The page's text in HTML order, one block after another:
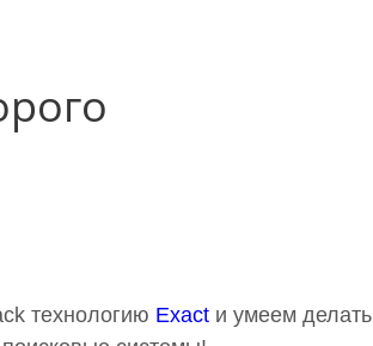
технологию Exact и умеем делать